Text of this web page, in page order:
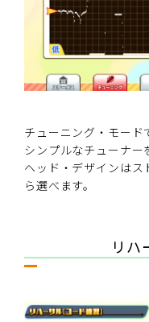
チューニング・モード
シンプルなチューナー
ヘッド・デザインは
ら選べます。
リハ